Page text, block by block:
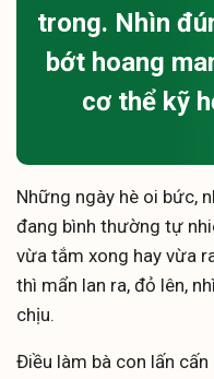
trong. Nhìn
bớt hoang
cơ thể kỹ
Những ngày hè oi bức,
đang bình thường tự
vừa tắm xong hay vừa
thì mẩn lan ra, đỏ lên,
chịu.
Điều làm bà con lấn